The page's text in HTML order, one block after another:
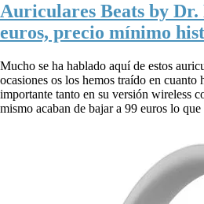
Auriculares Beats by Dr.
euros, precio mínimo
Mucho se ha hablado aquí de estos
ocasiones os los hemos traído en cuanto
importante tanto en su versión wireless
mismo acaban de bajar a 99 euros lo